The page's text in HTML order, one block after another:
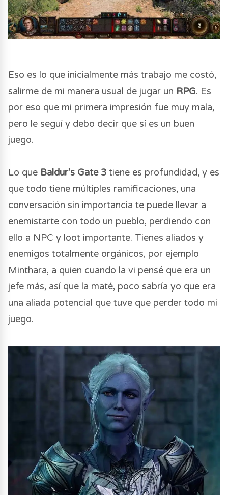
Eso es lo que inicialmente más trabajo me costó,
salirme de mi manera usual de jugar un RPG. Es
por eso que mi primera impresión fue muy mala,
pero le seguí y debo decir que sí es un buen
juego.
Lo que Baldur’s Gate 3 tiene es profundidad, y es
que todo tiene múltiples ramificaciones, una
conversación sin importancia te puede llevar a
enemistarte con todo un pueblo, perdiendo con
ello a NPC y loot importante. Tienes aliados y
enemigos totalmente orgánicos, por ejemplo
Minthara, a quien cuando la vi pensé que era un
jefe más, así que la maté, poco sabría yo que era
una aliada potencial que tuve que perder todo mi
juego.